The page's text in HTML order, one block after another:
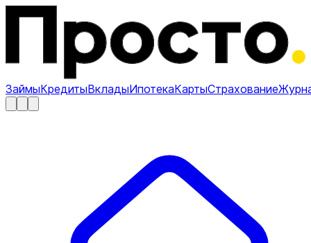
ЗаймыКредитыВкладыИпотекаКартыСтрахование